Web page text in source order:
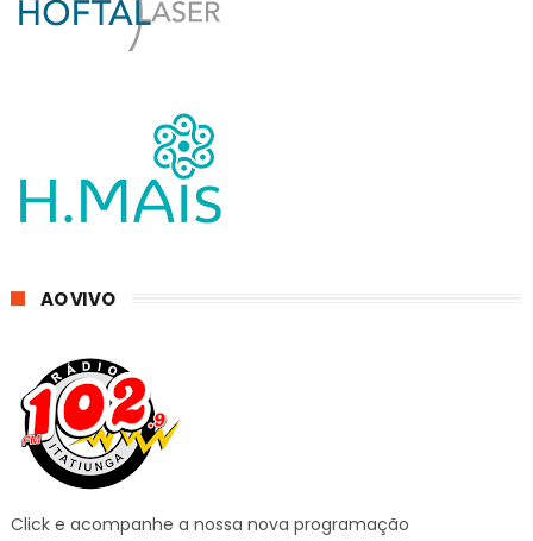
AO VIVO
Click e acompanhe a nossa nova programação